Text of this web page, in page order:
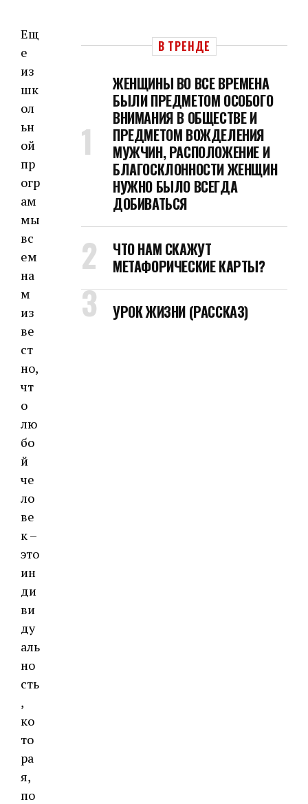
Ещ
е
из
шк
ол
ьн
ой
пр
огр
ам
мы
вс
ем
на
м
из
ве
ст
но,
чт
о
лю
бо
й
че
ло
ве
к –
это
ин
ди
ви
ду
аль
но
сть
,
ко
то
ра
я,
по
В ТРЕНДЕ
ЖЕНЩИНЫ ВО ВСЕ ВРЕМЕНА
БЫЛИ ПРЕДМЕТОМ ОСОБОГО
ВНИМАНИЯ В ОБЩЕСТВЕ И
ПРЕДМЕТОМ ВОЖДЕЛЕНИЯ
МУЖЧИН, РАСПОЛОЖЕНИЕ И
БЛАГОСКЛОННОСТИ ЖЕНЩИН
НУЖНО БЫЛО ВСЕГДА
ДОБИВАТЬСЯ
ЧТО НАМ СКАЖУТ
МЕТАФОРИЧЕСКИЕ КАРТЫ?
УРОК ЖИЗНИ (РАССКАЗ)